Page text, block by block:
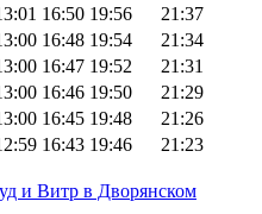
16:50 19:56
21:37
16:48 19:54
21:34
16:47 19:52
21:31
16:46 19:50
21:29
16:45 19:48
21:26
16:43 19:46
21:23
и Витр в Дворянском